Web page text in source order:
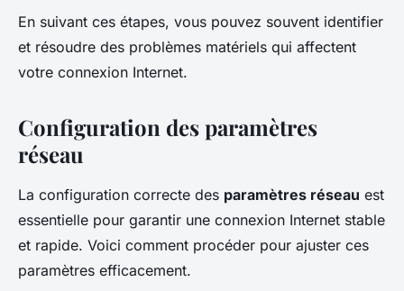
En suivant ces étapes, vous pouvez souvent identifier
et résoudre des problèmes matériels qui affectent
votre connexion Internet.
Configuration des paramètres
réseau
La configuration correcte des paramètres réseau est
essentielle pour garantir une connexion Internet stable
et rapide. Voici comment procéder pour ajuster ces
paramètres efficacement.